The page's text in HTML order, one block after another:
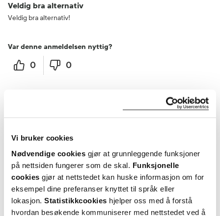
Vi bruker cookies
Nødvendige cookies gjør at grunnleggende funksjoner
på nettsiden fungerer som de skal. Funksjonelle
cookies gjør at nettstedet kan huske informasjon om for
eksempel dine preferanser knyttet til språk eller
lokasjon. Statistikkcookies hjelper oss med å forstå
hvordan besøkende kommuniserer med nettstedet ved å
Veldig bra alternativ
Veldig bra alternativ!
Var denne anmeldelsen nyttig?
0 0
Fint
Fint
Var denne anmeldelsen nyttig?